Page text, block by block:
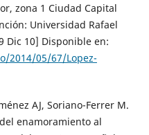
zona 1 Ciudad Capital
Universidad Rafael
Dic 10] Disponible en:
2014/05/67/Lopez-
AJ, Soriano-Ferrer M.
enamoramiento al